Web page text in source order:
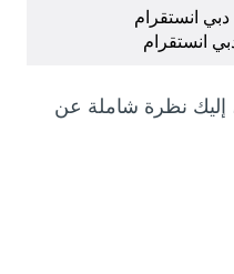
انستقرام
إليك نظرة شاملة عن